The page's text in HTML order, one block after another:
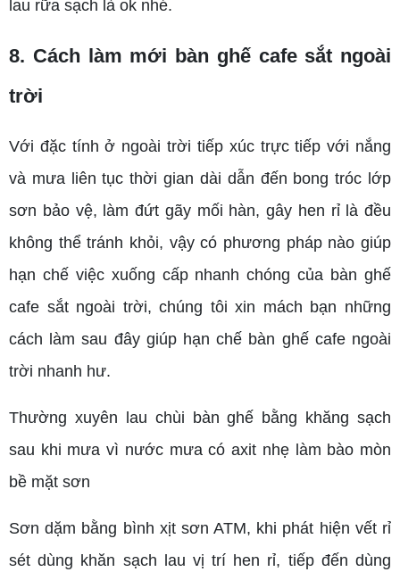
lau rữa sạch là ok nhé.
8. Cách làm mới bàn ghế cafe sắt ngoài
trời
Với đặc tính ở ngoài trời tiếp xúc trực tiếp với nắng
và mưa liên tục thời gian dài dẫn đến bong tróc lớp
sơn bảo vệ, làm đứt gãy mối hàn, gây hen rỉ là đều
không thể tránh khỏi, vậy có phương pháp nào giúp
hạn chế việc xuống cấp nhanh chóng của bàn ghế
cafe sắt ngoài trời, chúng tôi xin mách bạn những
cách làm sau đây giúp hạn chế bàn ghế cafe ngoài
trời nhanh hư.
Thường xuyên lau chùi bàn ghế bằng khăng sạch
sau khi mưa vì nước mưa có axit nhẹ làm bào mòn
bề mặt sơn
Sơn dặm bằng bình xịt sơn ATM, khi phát hiện vết rỉ
sét dùng khăn sạch lau vị trí hen rỉ, tiếp đến dùng